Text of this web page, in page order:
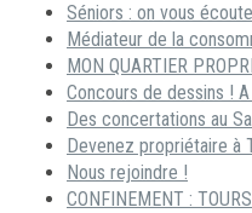
Séniors : on vous écoute
Médiateur de la
MON QUARTIER
Concours de dessins !
Des concertations au
Devenez propriétaire à
Nous rejoindre !
CONFINEMENT :